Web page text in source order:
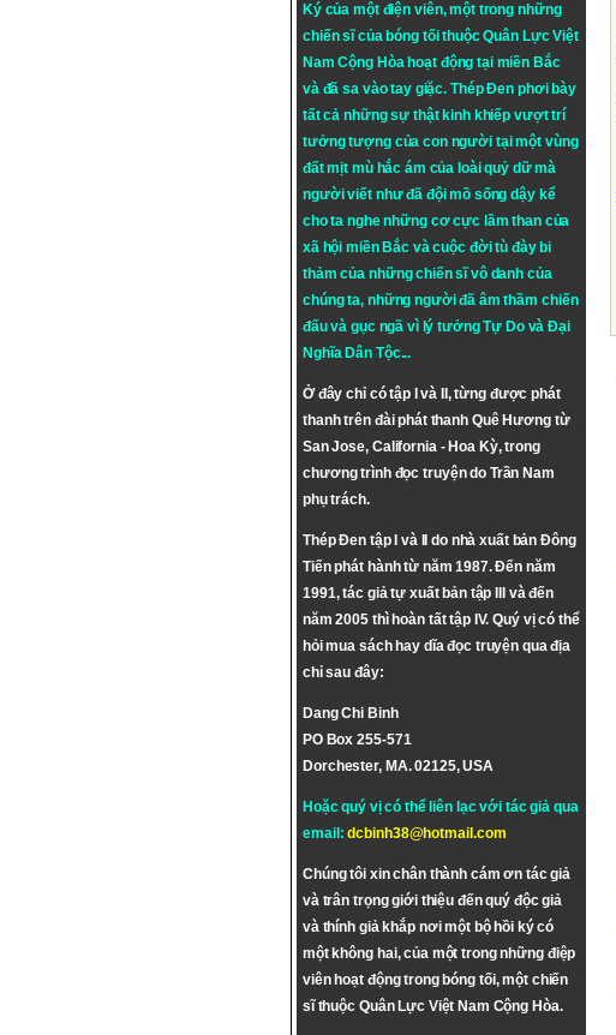
Ký của một điện viên, một trong những
chiến sĩ của bóng tối thuộc Quân Lực Việt
Nam Cộng Hòa hoạt động tại miền Bắc
và đã sa vào tay giặc. Thép Đen phơi bày
tất cả những sự thật kinh khiếp vượt trí
tưởng tượng của con người tại một vùng
đất mịt mù hắc ám của loài quỷ dữ mà
người viết như đã đội mồ sống dậy kể
cho ta nghe những cơ cực lầm than của
xã hội miền Bắc và cuộc đời tù đày bi
thảm của những chiến sĩ vô danh của
chúng ta, những người đã âm thầm chiến
đấu và gục ngã vì lý tưởngTự DovàĐại
Nghĩa Dân Tộc...
Ở đây chỉ có tập I và II, từng được phát
thanh trên đài phát thanh Quê Hương từ
San Jose, California - Hoa Kỳ, trong
chương trình đọc truyện do Trần Nam
phụ trách.
Thép Đen tập I và II do nhà xuất bản Đông
Tiến phát hành từ năm 1987. Đến năm
1991, tác giả tự xuất bản tập III và đến
năm 2005 thì hoàn tất tập IV. Quý vị có thể
hỏi mua sách hay dĩa đọc truyện qua địa
chỉ sau đây:
Dang Chi Binh
PO Box 255-571
Dorchester, MA. 02125, USA
Hoặc quý vị có thể liên lạc với tác giả qua
email:dcbinh38@hotmail.com
Chúng tôi xin chân thành cám ơn tác giả
và trân trọng giới thiệu đến quý độc giả
và thính giả khắp nơi một bộ hồi ký có
một không hai, của một trong những điệp
viên hoạt động trong bóng tối, một chiến
sĩ thuộc Quân Lực Việt Nam Cộng Hòa.